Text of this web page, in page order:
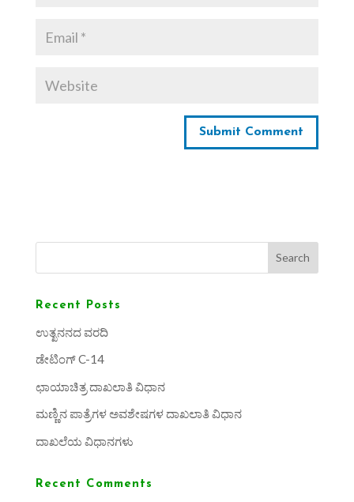
Search
Recent Posts
ಉತ್ಖನನದ ವರದಿ
ಡೇಟಿಂಗ್ C-14
ಛಾಯಾಚಿತ್ರ ದಾಖಲಾತಿ ವಿಧಾನ
ಮಣ್ಣಿನ ಪಾತ್ರೆಗಳ ಅವಶೇಷಗಳ ದಾಖಲಾತಿ ವಿಧಾನ
ದಾಖಲೆಯ ವಿಧಾನಗಳು
Recent Comments